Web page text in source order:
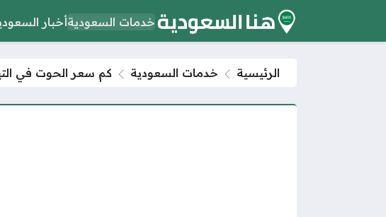
خدمات السعوديةأخبار
الرئيسية خدمات السعودية كم سعر الحوت في